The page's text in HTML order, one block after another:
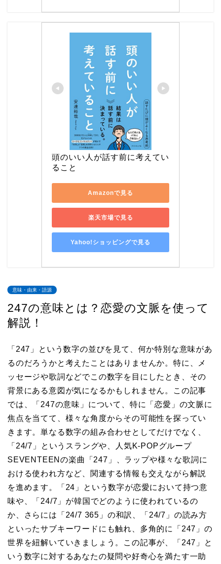
頭のいい人が話す前に考えてい
ること
Amazonで見る
楽天市場で見る
Yahoo!ショッピングで見る
意味・由来・語源
247の意味とは？恋愛の文脈を使って
解説！
「247」という数字の並びを見て、何か特別な意味があ
るのだろうかと考えたことはありませんか。特に、メ
ッセージや歌詞などでこの数字を目にしたとき、その
背景にある意図が気になるかもしれません。この記事
では、「247の意味」について、特に「恋愛」の文脈に
焦点を当てて、様々な角度からその可能性を探ってい
きます。単なる数字の組み合わせとしてだけでなく、
「24/7」というスラングや、人気K-POPグループ
SEVENTEENの楽曲「247」、ラップや様々な歌詞に
おける使われ方など、関連する情報も交えながら解説
を進めます。「24」という数字が恋愛において持つ意
味や、「24/7」が韓国でどのように使われているの
か、さらには「24/7 365」の和訳、「24/7」の読み方
といったサブキーワードにも触れ、多角的に「247」の
世界を紐解いていきましょう。この記事が、「247」と
いう数字に対するあなたの疑問や好奇心を満たす一助